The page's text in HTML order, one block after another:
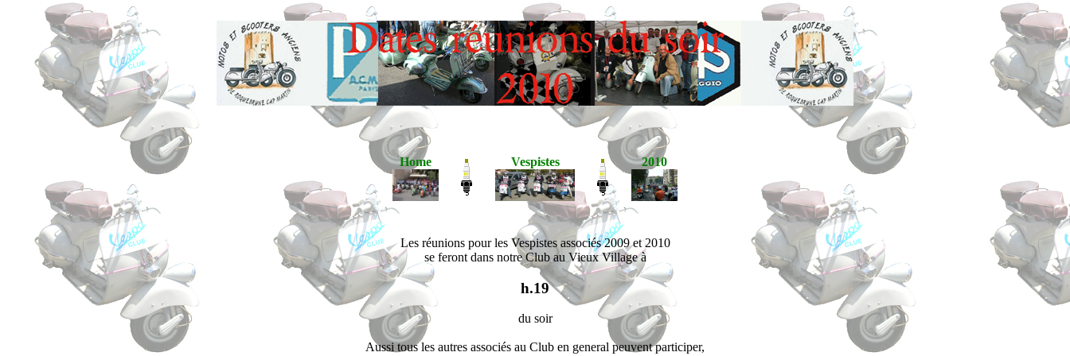
Home Vespistes 2010
Les réunions pour les Vespistes associés 2009 et 2010
se feront dans notre Club au Vieux Village à
h.19
du soir
Aussi tous les autres associés au Club en general peuvent participer,